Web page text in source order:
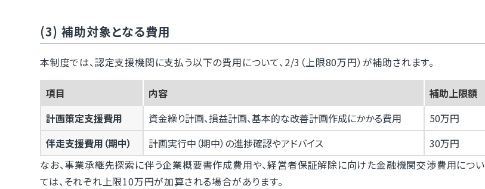
(3) 補助対象となる費用
本制度では、認定支援機関に支払う以下の費用について、2/3（上限80万円）が補助されます。
項目 内容
補助上限額
計画策定支援費用
資金繰り計画、損益計画、基本的な改善計画作成にかかる費用
50万円
伴走支援費用（期中）
計画実行中（期中）の進捗確認やアドバイス
30万円
なお、事業承継先探索に伴う企業概要書作成費用や、経営者保証解除に向けた金融機関交渉費用につい
ては、それぞれ上限10万円が加算される場合があります。